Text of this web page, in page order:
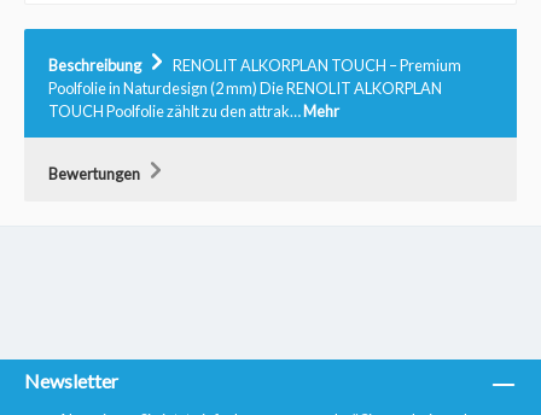
Beschreibung
RENOLIT ALKORPLAN TOUCH – Premium
Poolfolie in Naturdesign (2 mm) Die RENOLIT ALKORPLAN
TOUCH Poolfolie zählt zu den attrak…Mehr
Bewertungen
Newsletter